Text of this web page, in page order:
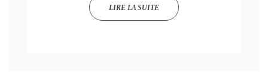
LIRE LA SUITE